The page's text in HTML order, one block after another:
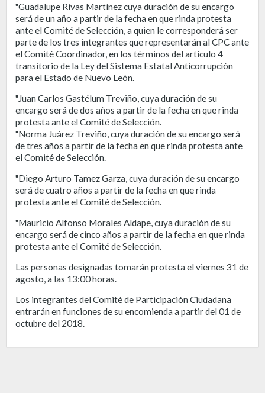
"Guadalupe Rivas Martínez cuya duración de su encargo
será de un año a partir de la fecha en que rinda protesta
ante el Comité de Selección, a quien le corresponderá ser
parte de los tres integrantes que representarán al CPC ante
el Comité Coordinador, en los términos del artículo 4
transitorio de la Ley del Sistema Estatal Anticorrupción
para el Estado de Nuevo León.
"Juan Carlos Gastélum Treviño, cuya duración de su
encargo será de dos años a partir de la fecha en que rinda
protesta ante el Comité de Selección.
"Norma Juárez Treviño, cuya duración de su encargo será
de tres años a partir de la fecha en que rinda protesta ante
el Comité de Selección.
"Diego Arturo Tamez Garza, cuya duración de su encargo
será de cuatro años a partir de la fecha en que rinda
protesta ante el Comité de Selección.
"Mauricio Alfonso Morales Aldape, cuya duración de su
encargo será de cinco años a partir de la fecha en que rinda
protesta ante el Comité de Selección.
Las personas designadas tomarán protesta el viernes 31 de
agosto, a las 13:00 horas.
Los integrantes del Comité de Participación Ciudadana
entrarán en funciones de su encomienda a partir del 01 de
octubre del 2018.